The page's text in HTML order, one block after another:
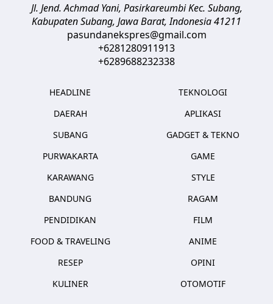
Jl. Jend. Achmad Yani, Pasirkareumbi Kec. Subang,
Kabupaten Subang, Jawa Barat,Indonesia41211
pasundanekspres@gmail.com
+6281280911913
+6289688232338
HEADLINE
DAERAH
SUBANG
PURWAKARTA
KARAWANG
BANDUNG
PENDIDIKAN
FOOD & TRAVELING
RESEP
KULINER
TEKNOLOGI
APLIKASI
GADGET & TEKNO
GAME
STYLE
RAGAM
FILM
ANIME
OPINI
OTOMOTIF